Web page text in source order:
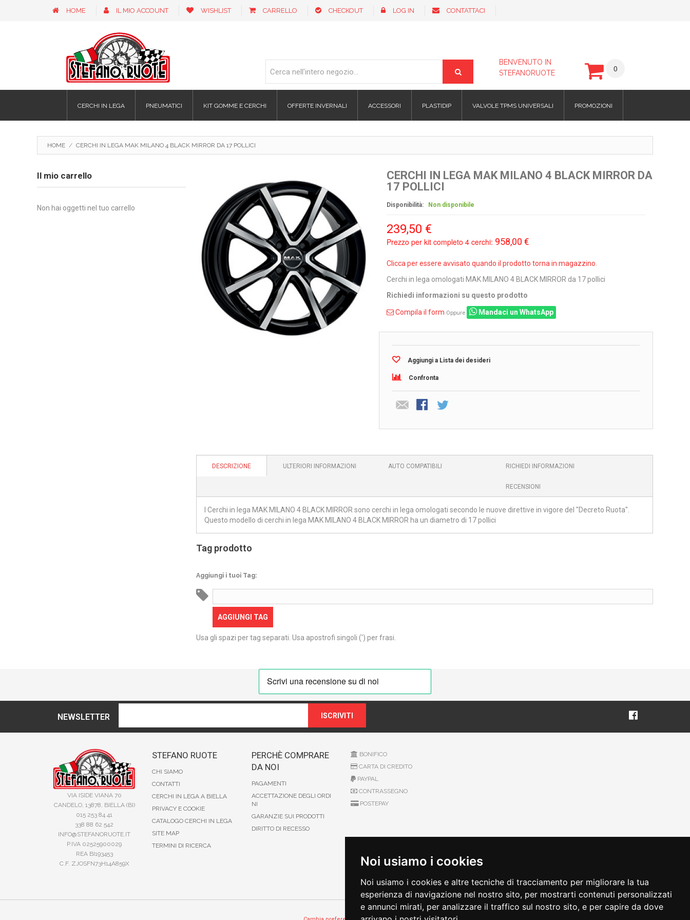
Noi usiamo i cookies
Noi usiamo i cookies e altre tecniche di tracciamento per migliorare la tua
esperienza di navigazione nel nostro sito, per mostrarti contenuti personalizzati
e annunci mirati, per analizzare il traffico sul nostro sito, e per capire da dove
HOME IL MIO ACCOUNT WISHLIST CARRELLO CHECKOUT LOG IN CONTATTACI
BENVENUTO IN
STEFANORUOTE
0
CERCHI IN LEGA PNEUMATICI KIT GOMME E CERCHI OFFERTE INVERNALI ACCESSORI PLASTIDIP VALVOLE TPMS UNIVERSALI PROMOZIONI
HOME / CERCHI IN LEGA MAK MILANO 4 BLACK MIRROR DA 17 POLLICI
CERCHI IN LEGA MAK MILANO 4 BLACK MIRROR DA
17 POLLICI
Disponibilità: Non disponibile
239,50 €
Prezzo per kit completo 4 cerchi: 958,00 €
Clicca per essere avvisato quando il prodotto torna in magazzino.
Cerchi in lega omologati MAK MILANO 4 BLACK MIRROR da 17 pollici
Richiedi informazioni su questo prodotto
Compila il form Oppure Mandaci un WhatsApp
Aggiungi a Lista dei desideri
Confronta
DESCRIZIONE ULTERIORI INFORMAZIONI AUTO COMPATIBILI RICHIEDI INFORMAZIONI
RECENSIONI
I Cerchi in lega MAK MILANO 4 BLACK MIRROR sono cerchi in lega omologati secondo le nuove direttive in vigore del "Decreto Ruota".
Questo modello di cerchi in lega MAK MILANO 4 BLACK MIRROR ha un diametro di 17 pollici
Tag prodotto
Aggiungi i tuoi Tag:
AGGIUNGI TAG
Usa gli spazi per tag separati. Usa apostrofi singoli (') per frasi.
Il mio carrello
Non hai oggetti nel tuo carrello
NEWSLETTER ISCRIVITI
VIA ISIDE VIANA 70
CANDELO, 13878, BIELLA (BI)
015 253 84 41
338 88 62 542
INFO@STEFANORUOTE.IT
P.IVA 02525900029
REA BI193453
C.F. ZJOSFN73H14A859X
STEFANO RUOTE
CHI SIAMO
CONTATTI
CERCHI IN LEGA A BIELLA
PRIVACY E COOKIE
CATALOGO CERCHI IN LEGA
SITE MAP
TERMINI DI RICERCA
PERCHÈ COMPRARE
DA NOI
PAGAMENTI
ACCETTAZIONE DEGLI ORDI
NI
GARANZIE SUI PRODOTTI
DIRITTO DI RECESSO
BONIFICO
CARTA DI CREDITO
PAYPAL
CONTRASSEGNO
POSTEPAY